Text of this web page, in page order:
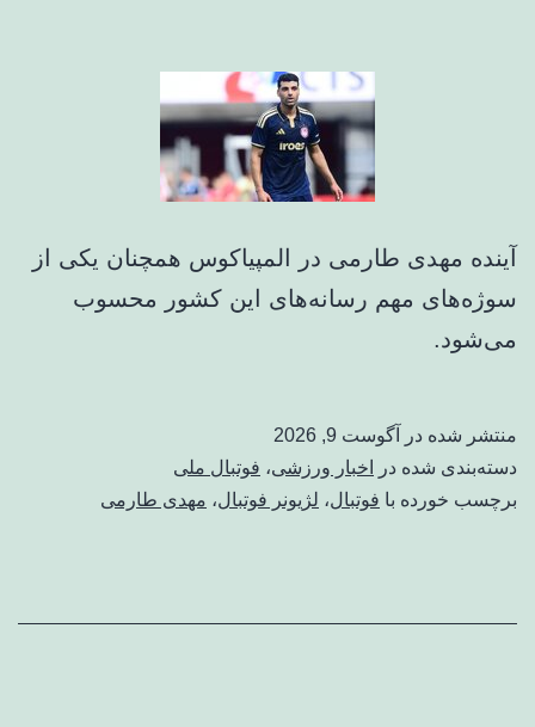
آینده مهدی طارمی در المپیاکوس همچنان یکی از
سوژه‌های مهم رسانه‌های این کشور محسوب
می‌شود.
منتشر شده در
آگوست 9, 2026
دسته‌بندی شده در
اخبار ورزشی، فوتبال ملی
برچسب خورده با فوتبال، لژیونر فوتبال، مهدی طارمی